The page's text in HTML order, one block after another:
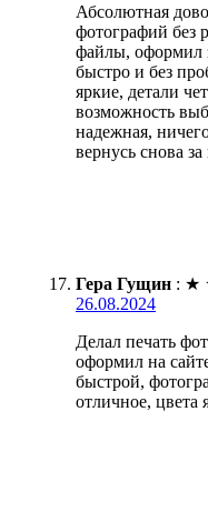
Абсолютная
фотографий без
файлы, оформил
быстро и без
яркие, детали
возможность
надежная,
вернусь снова
Гера Гущин : ★
26.08.2024
Делал печать
оформил на
быстрой,
отличное, цвета